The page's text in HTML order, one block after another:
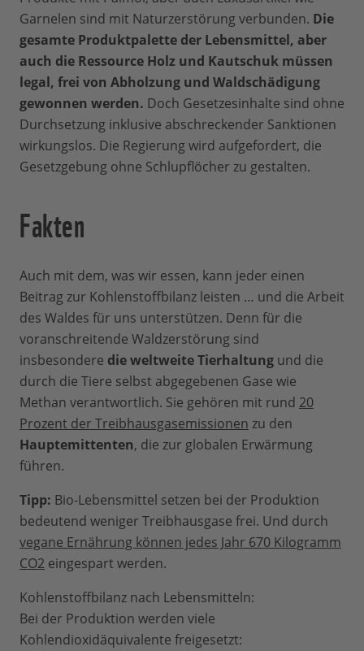
Garnelen sind mit Naturzerstörung verbunden. Die
gesamte Produktpalette der Lebensmittel, aber
auch die Ressource Holz und Kautschuk müssen
legal, frei von Abholzung und Waldschädigung
gewonnen werden. Doch Gesetzesinhalte sind ohne
Durchsetzung inklusive abschreckender Sanktionen
wirkungslos. Die Regierung wird aufgefordert, die
Gesetzgebung ohne Schlupflöcher zu gestalten.
Fakten
Auch mit dem, was wir essen, kann jeder einen
Beitrag zur Kohlenstoffbilanz leisten … und die Arbeit
des Waldes für uns unterstützen. Denn für die
voranschreitende Waldzerstörung sind
insbesondere die weltweite Tierhaltung und die
durch die Tiere selbst abgegebenen Gase wie
Methan verantwortlich. Sie gehören mit rund 20
Prozent der Treibhausgasemissionen zu den
Hauptemittenten, die zur globalen Erwärmung
führen.
Tipp: Bio-Lebensmittel setzen bei der Produktion
bedeutend weniger Treibhausgase frei. Und durch
vegane Ernährung können jedes Jahr 670 Kilogramm
CO2 eingespart werden.
Kohlenstoffbilanz nach Lebensmitteln:
Bei der Produktion werden viele
Kohlendioxidäquivalente freigesetzt: